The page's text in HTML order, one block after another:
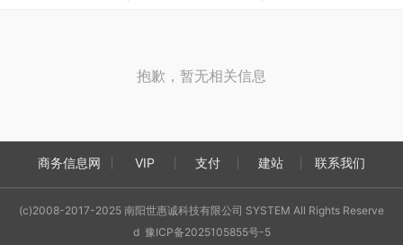
抱歉，暂无相关信息
商务信息网 VIP 支付 建站 联系我们
(c)2008-2017-2025 南阳世惠诚科技有限公司 SYSTEM All Rights Reserve
d 豫ICP备2025105855号-5